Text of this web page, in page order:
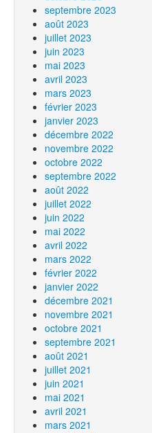
septembre 2023
août 2023
juillet 2023
juin 2023
mai 2023
avril 2023
mars 2023
février 2023
janvier 2023
décembre 2022
novembre 2022
octobre 2022
septembre 2022
août 2022
juillet 2022
juin 2022
mai 2022
avril 2022
mars 2022
février 2022
janvier 2022
décembre 2021
novembre 2021
octobre 2021
septembre 2021
août 2021
juillet 2021
juin 2021
mai 2021
avril 2021
mars 2021